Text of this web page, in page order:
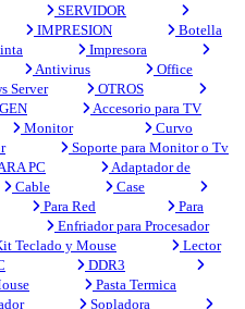
SERVIDOR
IMPRESION
Botella
Impresora
Antivirus
Office
Server
OTROS
Accesorio para TV
Monitor
Curvo
Soporte para Monitor o Tv
PC
Adaptador de
Cable
Case
Para Red
Para
Enfriador para Procesador
Teclado y Mouse
Lector
DDR3
Pasta Termica
Sopladora